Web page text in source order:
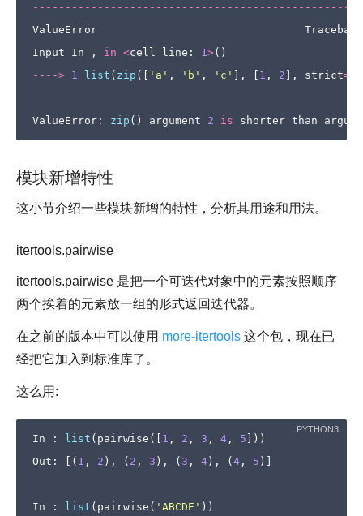
ValueError
Traceback
Input
In , in <cell line : 1>()
----> 1 list ( zip ([ 'a' , 'b' , 'c' ], 1 , 2 ], strict=
ValueError : zip () argument 2 is shorter than
模块新增特性
这小节介绍一些模块新增的特性，分析其用途和用法。
itertools.pairwise
itertools.pairwise 是把一个可迭代对象中的元素按照顺序
两个挨着的元素放一组的形式返回迭代器。
在之前的版本中可以使用 more-itertools 这个包，现在已
经把它加入到标准库了。
这么用:
In : list ( pairwise ([ 1 , 2 , 3 , 4 , 5 ]))
Out : [( 1 , 2 ), ( 2 , 3 ), ( 3 , 4 ), ( 4 , 5 )]
In : list ( pairwise ( 'ABCDE' ))